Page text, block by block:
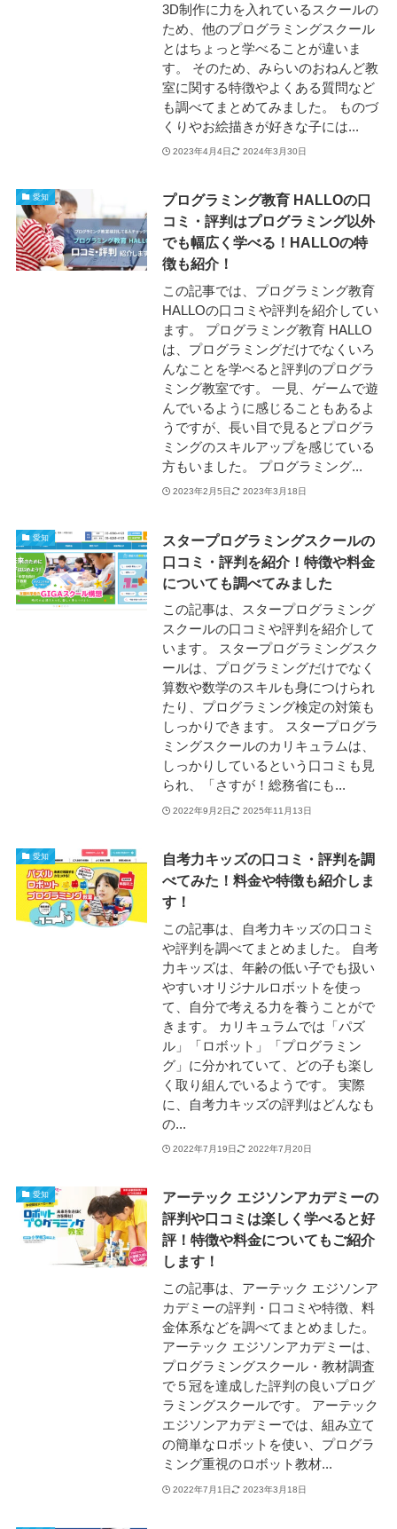
3D制作に力を入れているスクールの
ため、他のプログラミングスクール
とはちょっと学べることが違いま
す。 そのため、みらいのおねんど教
室に関する特徴やよくある質問など
も調べてまとめてみました。 ものづ
くりやお絵描きが好きな子には...
2023年4月4日 2024年3月30日
愛知
プログラミング教育 HALLOの口
コミ・評判はプログラミング以外
でも幅広く学べる！HALLOの特
徴も紹介！
この記事では、プログラミング教育
HALLOの口コミや評判を紹介してい
ます。 プログラミング教育 HALLO
は、プログラミングだけでなくいろ
んなことを学べると評判のプログラ
ミング教室です。 一見、ゲームで遊
んでいるように感じることもあるよ
うですが、長い目で見るとプログラ
ミングのスキルアップを感じている
方もいました。 プログラミング...
2023年2月5日 2023年3月18日
愛知
スタープログラミングスクールの
口コミ・評判を紹介！特徴や料金
についても調べてみました
この記事は、スタープログラミング
スクールの口コミや評判を紹介して
います。 スタープログラミングスク
ールは、プログラミングだけでなく
算数や数学のスキルも身につけられ
たり、プログラミング検定の対策も
しっかりできます。 スタープログラ
ミングスクールのカリキュラムは、
しっかりしているという口コミも見
られ、「さすが！総務省にも...
2022年9月2日 2025年11月13日
愛知
自考力キッズの口コミ・評判を調
べてみた！料金や特徴も紹介しま
す！
この記事は、自考力キッズの口コミ
や評判を調べてまとめました。 自考
力キッズは、年齢の低い子でも扱い
やすいオリジナルロボットを使っ
て、自分で考える力を養うことがで
きます。 カリキュラムでは「パズ
ル」「ロボット」「プログラミン
グ」に分かれていて、どの子も楽し
く取り組んでいるようです。 実際
に、自考力キッズの評判はどんなも
の...
2022年7月19日 2022年7月20日
愛知
アーテック エジソンアカデミーの
評判や口コミは楽しく学べると好
評！特徴や料金についてもご紹介
します！
この記事は、アーテック エジソンア
カデミーの評判・口コミや特徴、料
金体系などを調べてまとめました。
アーテック エジソンアカデミーは、
プログラミングスクール・教材調査
で５冠を達成した評判の良いプログ
ラミングスクールです。 アーテック
エジソンアカデミーでは、組み立て
の簡単なロボットを使い、プログラ
ミング重視のロボット教材...
2022年7月1日 2023年3月18日